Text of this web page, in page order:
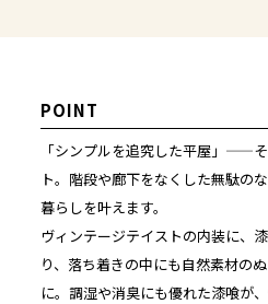
POINT
「シンプルを追究した平屋」——
ト。階段や廊下をなくした無駄の
暮らしを叶えます。
ヴィンテージテイストの内装に、
り、落ち着きの中にも自然素材の
に。調湿や消臭にも優れた漆喰が